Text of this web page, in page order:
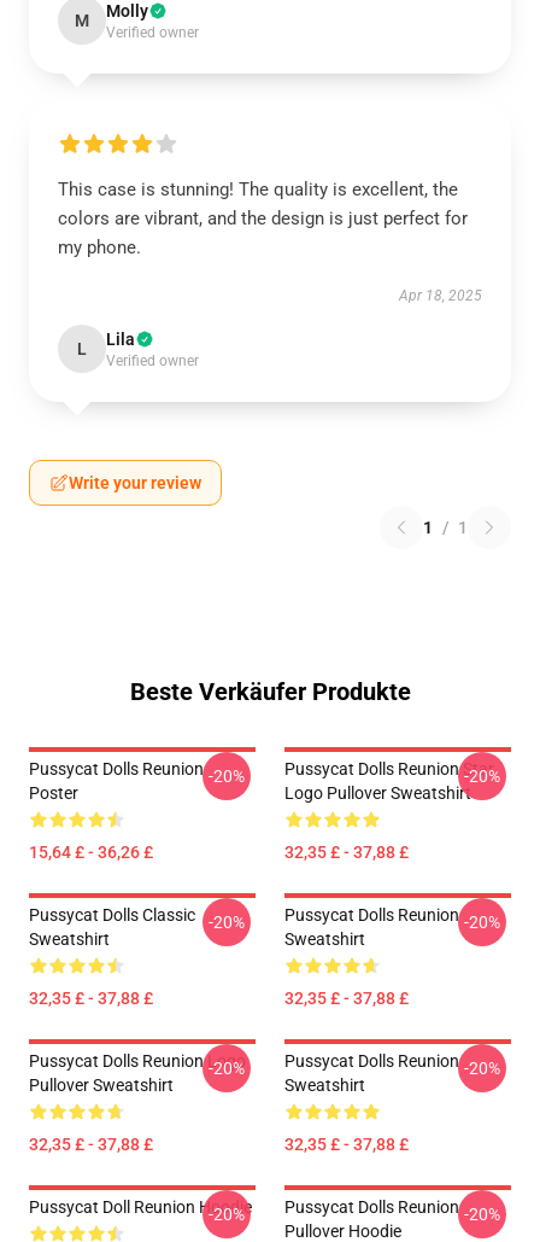
M Molly
Verified owner
This case is stunning! The quality is excellent, the
colors are vibrant, and the design is just perfect for
my phone.
Apr 18, 2025
L Lila
Verified owner
Write your review
1 / 1
Beste Verkäufer Produkte
Pussycat Dolls Reunion
Poster
15,64 £ - 36,26 £
-20%
Pussycat Dolls Reunion Star
Logo Pullover Sweatshirt
32,35 £ - 37,88 £
-20%
Pussycat Dolls Classic
Sweatshirt
32,35 £ - 37,88 £
-20%
Pussycat Dolls Reunion
Sweatshirt
32,35 £ - 37,88 £
-20%
Pussycat Dolls Reunion Logo
Pullover Sweatshirt
32,35 £ - 37,88 £
-20%
Pussycat Dolls Reunion
Sweatshirt
32,35 £ - 37,88 £
-20%
Pussycat Doll Reunion Hoodie
-20%
Pussycat Dolls Reunion
Pullover Hoodie
-20%